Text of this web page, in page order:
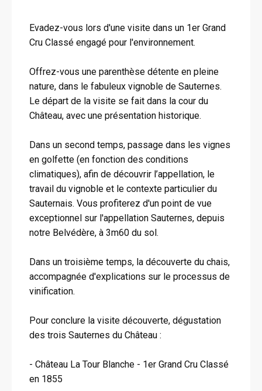
Evadez-vous lors d'une visite dans un 1er Grand
Cru Classé engagé pour l'environnement.
Offrez-vous une parenthèse détente en pleine
nature, dans le fabuleux vignoble de Sauternes.
Le départ de la visite se fait dans la cour du
Château, avec une présentation historique.
Dans un second temps, passage dans les vignes
en golfette (en fonction des conditions
climatiques), afin de découvrir l’appellation, le
travail du vignoble et le contexte particulier du
Sauternais. Vous profiterez d'un point de vue
exceptionnel sur l'appellation Sauternes, depuis
notre Belvédère, à 3m60 du sol.
Dans un troisième temps, la découverte du chais,
accompagnée d'explications sur le processus de
vinification.
Pour conclure la visite découverte, dégustation
des trois Sauternes du Château :
- Château La Tour Blanche - 1er Grand Cru Classé
en 1855